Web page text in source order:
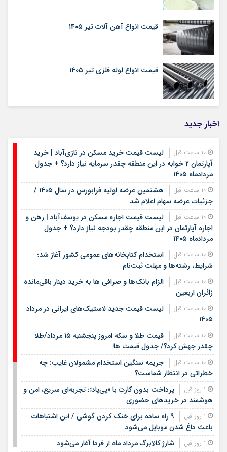
قیمت انواع آهن آلات تیر ۱۴۰۵
قیمت انواع لوله فلزی تیر ۱۴۰۵
اخبار جدید
لیست قیمت خرید مسکن در نازی‌آباد | خرید
آپارتمان ۲ خوابه در این منطقه چقدر سرمایه نیاز دارد؟ + جدول
مردادماه ۱۴۰۵
هشتمین عرضه اولیه فرابورس در سال ۱۴۰۵ /
جزئیات عرضه سهام اعلام شد
لیست قیمت اجاره مسکن در یوسف‌آباد | رهن و
اجاره آپارتمان در این منطقه چقدر بودجه نیاز دارد؟ + جدول
مردادماه ۱۴۰۵
استخدام کتابخانه‌های عمومی کشور آغاز شد؛
شرایط، رشته‌ها و مهلت ثبت‌نام
الزام بانک‌ها و صرافی ها به خرید دینار باقی‌مانده
زائران اربعین
لیست قیمت جدید لاستیک‌های ایرانی در مرداد
۱۴۰۵
قیمت طلا و سکه امروز پنجشنبه ۱۵ مرداد/طلا
چقدر جهش کرد؟/ جدول قیمت ها
جریمه سنگین استخدام مشمولان غایب: چه
خطراتی در انتظار شماست؟
پرداخت بدون کارت با «پی‌پاد»؛ تجربه‌ای سریع، امن و
هوشمند در خریدهای حضوری
۹ راه ساده برای خنک کردن گوشی / این اشتباهات
باعث داغ شدن موبایل می‌شود
شارژ کالابرگ مرداد ماه از فردا آغاز می‌شود